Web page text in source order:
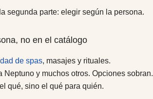
segunda parte: elegir según la persona.
no en el catálogo
de spas, masajes y rituales.
Neptuno y muchos otros. Opciones sobran.
qué, sino el qué para quién.